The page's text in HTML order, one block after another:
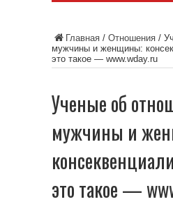
Главная / Отношения /
мужчины и женщины:
это такое — www.wday.ru
Ученые об
мужчины и
это такое —